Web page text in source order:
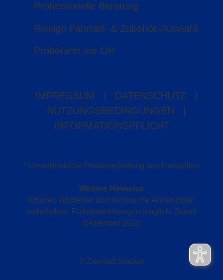
Professionelle Beratung
Riesige Fahrrad- & Zubehör-Auswahl
Probefahrt vor Ort
IMPRESSUM DATENSCHUTZ
NUTZUNGSBEDINGUNGEN
INFORMATIONSPFLICHT
* Unverbindliche Preisempfehlung des Herstellers
Weitere Hinweise
Irrtümer, Tippfehler und technische Änderungen
vorbehalten. Farbabweichungen möglich. Stand:
Dezember 2023
© Zweirad Stocker